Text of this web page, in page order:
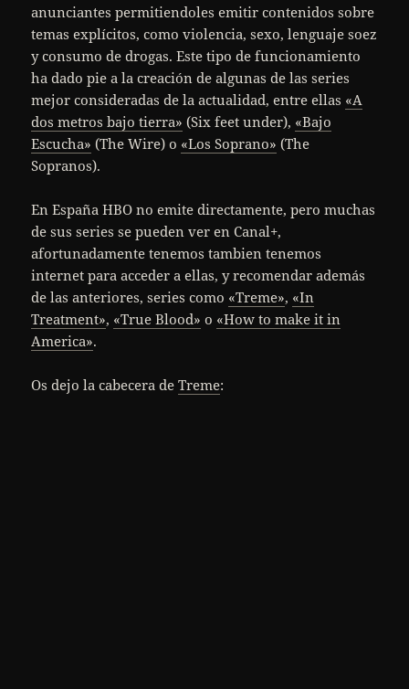
anunciantes permitiendoles emitir contenidos sobre
temas explícitos, como violencia, sexo, lenguaje soez
y consumo de drogas. Este tipo de funcionamiento
ha dado pie a la creación de algunas de las series
mejor consideradas de la actualidad, entre ellas «A
dos metros bajo tierra» (Six feet under), «Bajo
Escucha» (The Wire) o «Los Soprano» (The
Sopranos).
En España HBO no emite directamente, pero muchas
de sus series se pueden ver en Canal+,
afortunadamente tenemos tambien tenemos
internet para acceder a ellas, y recomendar además
de las anteriores, series como «Treme», «In
Treatment», «True Blood» o «How to make it in
America».
Os dejo la cabecera deTreme: